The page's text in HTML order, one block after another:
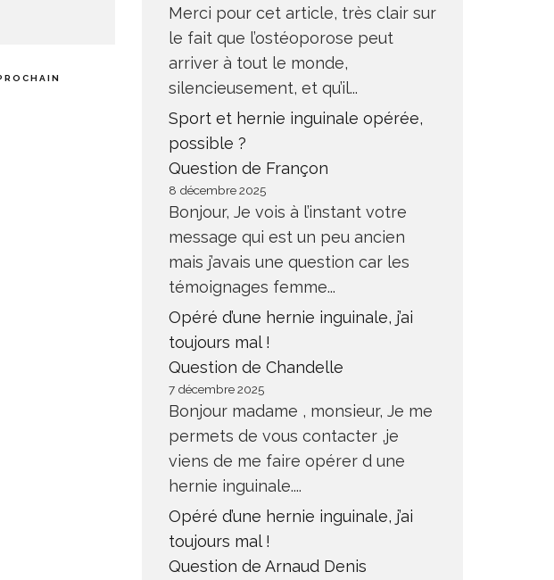
Merci pour cet article, très clair sur
le fait que l’ostéoporose peut
arriver à tout le monde,
silencieusement, et qu’il...
Sport et hernie inguinale opérée,
possible ?
Question de Françon
8 décembre 2025
Bonjour, Je vois à l’instant votre
message qui est un peu ancien
mais j’avais une question car les
témoignages femme...
Opéré d’une hernie inguinale, j’ai
toujours mal !
Question de Chandelle
7 décembre 2025
Bonjour madame , monsieur, Je me
permets de vous contacter ,je
viens de me faire opérer d une
hernie inguinale....
Opéré d’une hernie inguinale, j’ai
toujours mal !
Question de Arnaud Denis